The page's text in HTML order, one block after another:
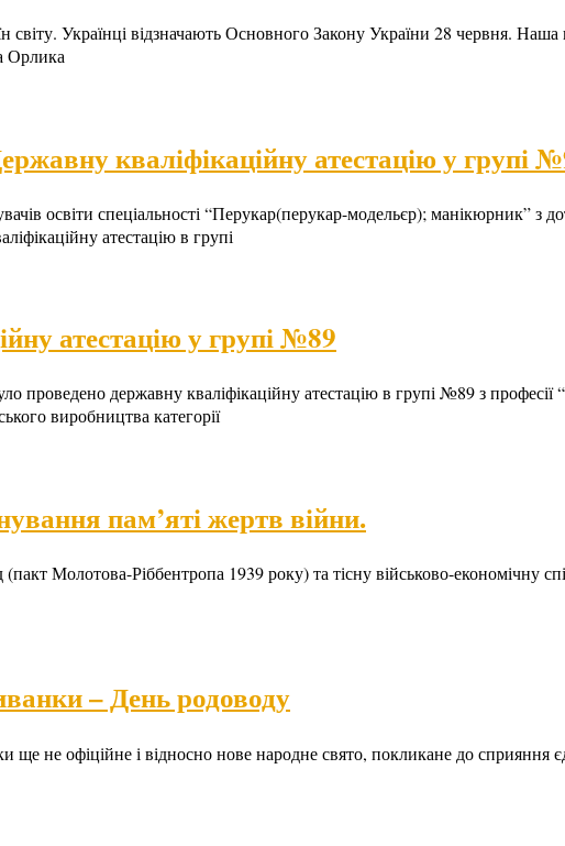
світу. Українці відзначають Основного Закону України 28 червня.
Орлика
кваліфікаційну атестацію у групі
освіти спеціальності “Перукар(перукар-модельєр); манікюрник”
атестацію в групі
атестацію у групі №89
проведено державну кваліфікаційну атестацію в групі №89 з
виробництва категорії
пам’яті жертв війни.
Молотова-Ріббентропа 1939 року) та тісну військово-економічну
– День родоводу
не офіційне і відносно нове народне свято, покликане до сприяння